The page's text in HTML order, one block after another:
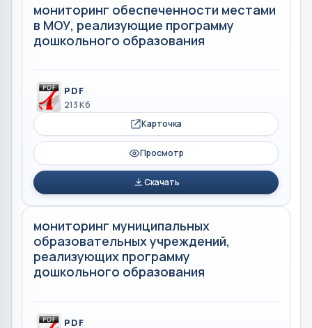
мониторинг обеспеченности местами
в МОУ, реализующие программу
дошкольного образования
PDF
213 Кб
Карточка
Просмотр
Скачать
мониторинг муниципальных
образовательных учреждений,
реализующих программу
дошкольного образования
PDF